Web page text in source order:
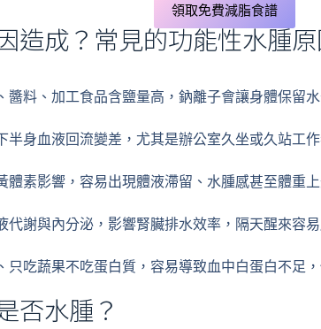
領取免費減脂食譜
造成？常見的功能性水腫
醬料、加工食品含鹽量高，鈉離子會讓身體保留
半身血液回流變差，尤其是辦公室久坐或久站工
體素影響，容易出現體液滯留、水腫感甚至體重
代謝與內分泌，影響腎臟排水效率，隔天醒來容
只吃蔬果不吃蛋白質，容易導致血中白蛋白不足
否水腫？